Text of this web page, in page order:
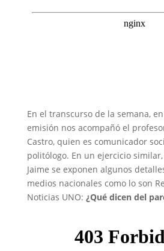
En el transcurso de la semana,
emisión nos acompañó el
Castro, quien es comunicador
politólogo. En un ejercicio
Jaime se exponen algunos
medios nacionales como lo son
Noticias UNO: ¿Qué dicen del